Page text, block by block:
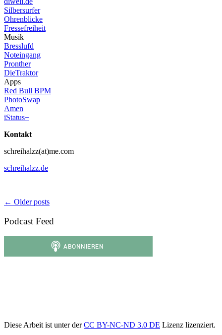
Silbersurfer
Ohrenblicke
Fressefreiheit
Musik
Bresslufd
Noteingang
Pronther
DieTraktor
Apps
Red Bull BPM
PhotoSwap
Amen
iStatus+
Kontakt
schreihalzz(at)me.com
schreihalzz.de
Posts
← Older posts
Podcast Feed
Diese Arbeit ist unter derCC BY-NC-ND 3.0 DE Lizenz lizenziert.